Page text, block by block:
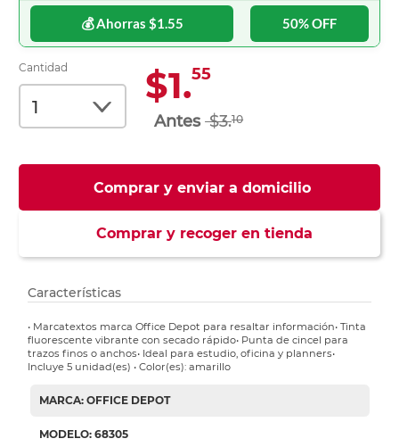
💰 Ahorras $1.55 50% OFF
Cantidad $1.55
$3.10
Comprar y enviar a domicilio
Comprar y recoger en tienda
Características
• Marcatextos marca Office Depot para resaltar información• Tinta
fluorescente vibrante con secado rápido• Punta de cincel para
trazos finos o anchos• Ideal para estudio, oficina y planners•
Incluye 5 unidad(es) • Color(es): amarillo
MARCA: OFFICE DEPOT
MODELO: 68305